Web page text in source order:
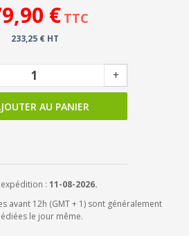
€ TTC
233,25 € HT
+
AU PANIER
: 11-08-2026.
avant 12h (GMT + 1) sont généralement
le jour même.